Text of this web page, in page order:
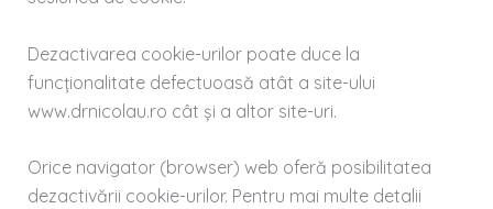
Dezactivarea cookie-urilor poate duce la
funcționalitate defectuoasă atât a site-ului
www.drnicolau.ro cât și a altor site-uri.
Orice navigator (browser) web oferă posibilitatea
dezactivării cookie-urilor. Pentru mai multe detalii